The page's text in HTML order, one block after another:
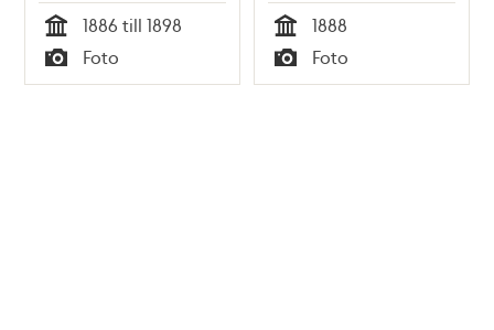
Tid
1886 till 1898
Typ
Foto Tid
1888
Typ
Foto